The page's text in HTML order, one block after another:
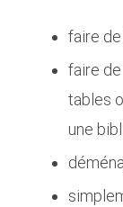
faire de
faire
tables
une